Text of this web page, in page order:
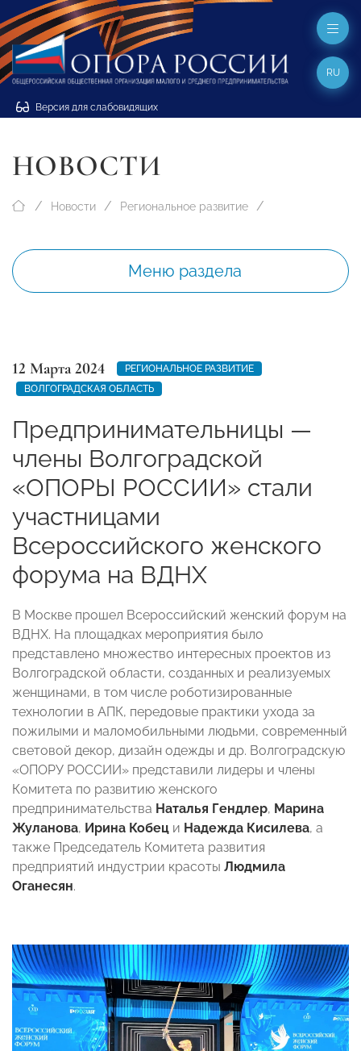
Версия для слабовидящих
RU
НОВОСТИ
Новости Региональное развитие
Меню раздела
12 Марта 2024
РЕГИОНАЛЬНОЕ РАЗВИТИЕ
ВОЛГОГРАДСКАЯ ОБЛАСТЬ
Предпринимательницы —
члены Волгоградской
«ОПОРЫ РОССИИ» стали
участницами
Всероссийского женского
форума на ВДНХ
В Москве прошел Всероссийский женский форум на
ВДНХ. На площадках мероприятия было
представлено множество интересных проектов из
Волгоградской области, созданных и реализуемых
женщинами, в том числе роботизированные
технологии в АПК, передовые практики ухода за
пожилыми и маломобильными людьми, современный
световой декор, дизайн одежды и др. Волгоградскую
«ОПОРУ РОССИИ» представили лидеры и члены
Комитета по развитию женского
предпринимательства Наталья Гендлер, Марина
Жуланова, Ирина Кобец и Надежда Кисилева, а
также Председатель Комитета развития
предприятий индустрии красоты Людмила
Оганесян.